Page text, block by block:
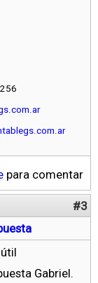
para comentar
#3
Gabriel.